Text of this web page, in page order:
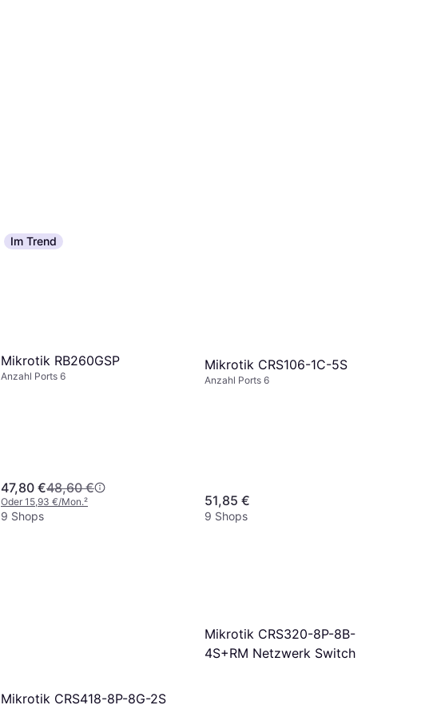
Im Trend
Mikrotik RB260GSP
Anzahl Ports 6
47,80 €48,60 €
Oder 15,93 €/Mon.²
9 Shops
Mikrotik CRS106-1C-5S
Anzahl Ports 6
51,85 €
9 Shops
Mikrotik CRS418-8P-8G-2S
Mikrotik CRS320-8P-8B-
4S+RM Netzwerk Switch